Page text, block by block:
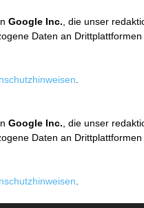
Google Inc. , die unser
Daten an Drittplattformen
Google Inc. , die unser
Daten an Drittplattformen